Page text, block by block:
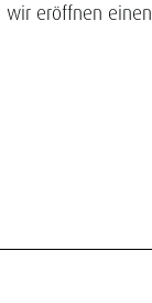
wir eröffnen einen